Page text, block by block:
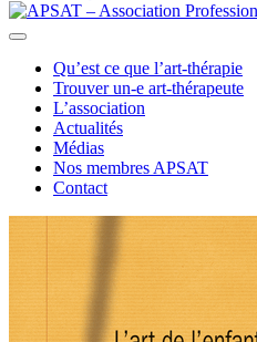
Qu’est ce que l’art-thérapie
Trouver un-e art-thérapeute
L’association
Actualités
Médias
Nos membres APSAT
Contact